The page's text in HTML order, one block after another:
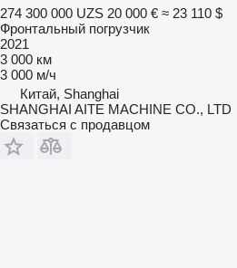
274 300 000 UZS 20 000 € ≈ 23 110 $
Фронтальный погрузчик
2021
3 000 км
3 000 м/ч
Китай, Shanghai
SHANGHAI AITE MACHINE CO., LTD
Связаться с продавцом